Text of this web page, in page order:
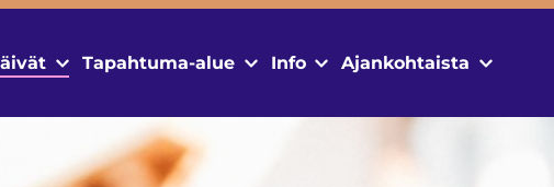
Tapahtuma-alue Info Ajankohtaista